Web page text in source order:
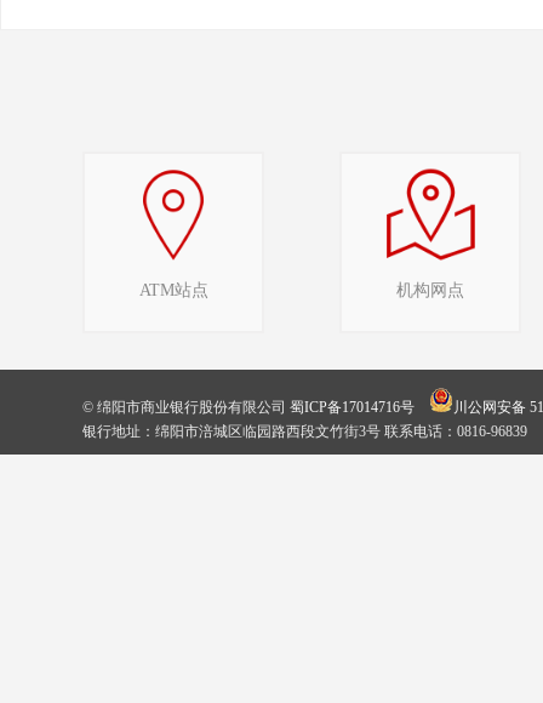
ATM站点 机构网点
© 绵阳市商业银行股份有限公司 蜀ICP备17014716号
川公网安备
银行地址：绵阳市涪城区临园路西段文竹街3号 联系电话：0816-96839